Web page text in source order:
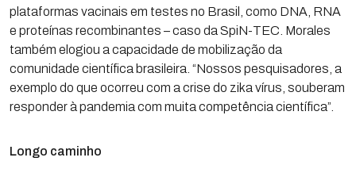
plataformas vacinais em testes no Brasil, como DNA, RNA
e proteínas recombinantes – caso da SpiN-TEC. Morales
também elogiou a capacidade de mobilização da
comunidade científica brasileira. “Nossos pesquisadores, a
exemplo do que ocorreu com a crise do zika vírus, souberam
responder à pandemia com muita competência científica”.
Longo caminho